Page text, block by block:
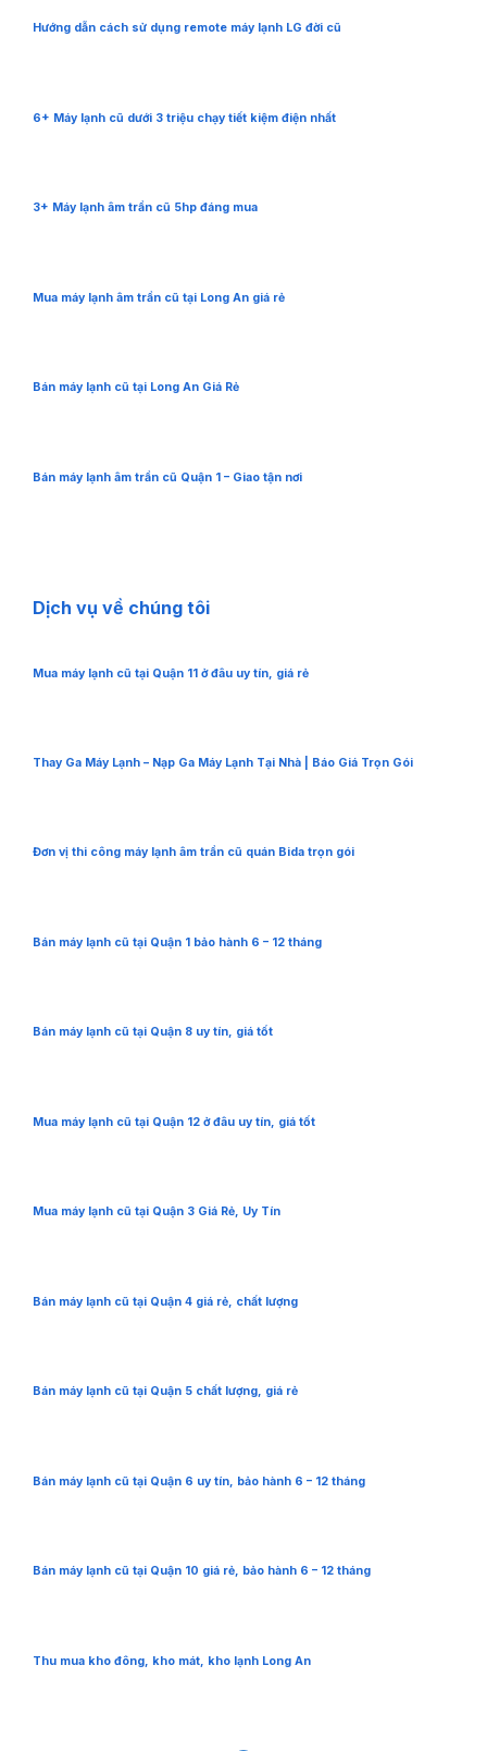
Hướng dẫn cách sử dụng remote máy lạnh LG đời cũ
6+ Máy lạnh cũ dưới 3 triệu chạy tiết kiệm điện nhất
3+ Máy lạnh âm trần cũ 5hp đáng mua
Mua máy lạnh âm trần cũ tại Long An giá rẻ
Bán máy lạnh cũ tại Long An Giá Rẻ
Bán máy lạnh âm trần cũ Quận 1 – Giao tận nơi
Dịch vụ về chúng tôi
Mua máy lạnh cũ tại Quận 11 ở đâu uy tín, giá rẻ
Thay Ga Máy Lạnh – Nạp Ga Máy Lạnh Tại Nhà | Báo Giá Trọn Gói
Đơn vị thi công máy lạnh âm trần cũ quán Bida trọn gói
Bán máy lạnh cũ tại Quận 1 bảo hành 6 – 12 tháng
Bán máy lạnh cũ tại Quận 8 uy tín, giá tốt
Mua máy lạnh cũ tại Quận 12 ở đâu uy tín, giá tốt
Mua máy lạnh cũ tại Quận 3 Giá Rẻ, Uy Tín
Bán máy lạnh cũ tại Quận 4 giá rẻ, chất lượng
Bán máy lạnh cũ tại Quận 5 chất lượng, giá rẻ
Bán máy lạnh cũ tại Quận 6 uy tín, bảo hành 6 – 12 tháng
Bán máy lạnh cũ tại Quận 10 giá rẻ, bảo hành 6 – 12 tháng
Thu mua kho đông, kho mát, kho lạnh Long An